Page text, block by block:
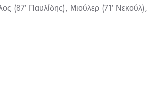
Παυλίδης), Μιούλερ (71′ Νεκούλ),